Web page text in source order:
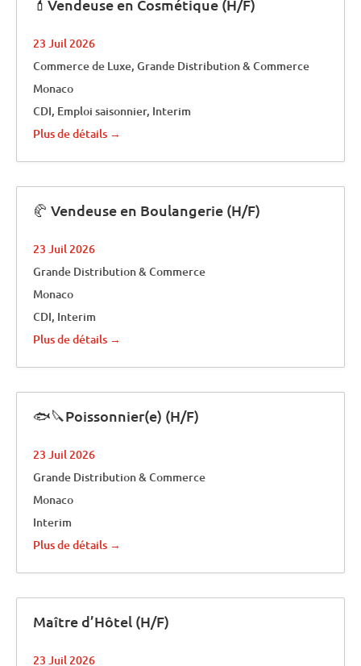
💄Vendeuse en Cosmétique (H/F)
23 Juil 2026
Commerce de Luxe Grande Distribution & Commerce
Monaco
CDI Emploi saisonnier Interim
Plus de détails
🥐 Vendeuse en Boulangerie (H/F)
23 Juil 2026
Grande Distribution & Commerce
Monaco
CDI Interim
Plus de détails
🐟🔪Poissonnier(e) (H/F)
23 Juil 2026
Grande Distribution & Commerce
Monaco
Interim
Plus de détails
Maître d’Hôtel (H/F)
23 Juil 2026